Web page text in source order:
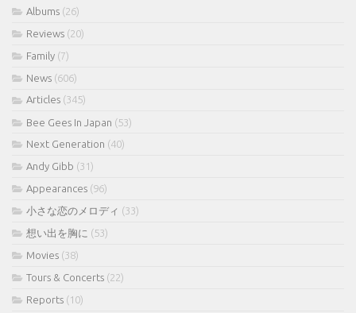
Albums (26)
Reviews (20)
Family (7)
News (606)
Articles (345)
Bee Gees In Japan (53)
Next Generation (40)
Andy Gibb (31)
Appearances (96)
小さな恋のメロディ (33)
想い出を胸に (53)
Movies (38)
Tours & Concerts (22)
Reports (10)